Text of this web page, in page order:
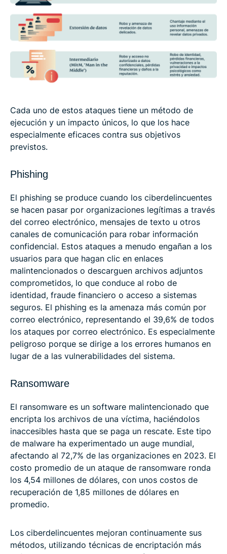
Cada uno de estos ataques tiene un método de
ejecución y un impacto únicos, lo que los hace
especialmente eficaces contra sus objetivos
previstos.
Phishing
El phishing se produce cuando los ciberdelincuentes
se hacen pasar por organizaciones legítimas a través
del correo electrónico, mensajes de texto u otros
canales de comunicación para robar información
confidencial. Estos ataques a menudo engañan a los
usuarios para que hagan clic en enlaces
malintencionados o descarguen archivos adjuntos
comprometidos, lo que conduce al robo de
identidad, fraude financiero o acceso a sistemas
seguros. El phishing es la amenaza más común por
correo electrónico, representando el 39,6% de todos
los ataques por correo electrónico. Es especialmente
peligroso porque se dirige a los errores humanos en
lugar de a las vulnerabilidades del sistema.
Ransomware
El ransomware es un software malintencionado que
encripta los archivos de una víctima, haciéndolos
inaccesibles hasta que se paga un rescate. Este tipo
de malware ha experimentado un auge mundial,
afectando al 72,7% de las organizaciones en 2023. El
costo promedio de un ataque de ransomware ronda
los 4,54 millones de dólares, con unos costos de
recuperación de 1,85 millones de dólares en
promedio.
Los ciberdelincuentes mejoran continuamente sus
métodos, utilizando técnicas de encriptación más